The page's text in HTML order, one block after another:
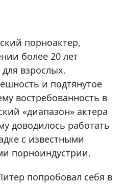
порноактер,
более 20 лет
взрослых.
и подтянутое
востребованность в
«диапазон» актера
доводилось работать
с известными
порноиндустрии.
попробовал себя в